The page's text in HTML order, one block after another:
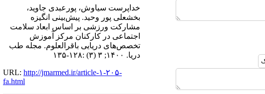
خداپرست سیاوش، پورعبدی جاوید،
بخشعلی پور وحید. پیش‌بینی انگیزه
مشارکت ورزشی بر اساس ابعاد سلامت
اجتماعی در کارکنان مرکز آموزش
تخصص‌های دریایی باقرالعلوم. مجله طب
دریا. ۱۴۰۰; ۳ (۳) :۱۲۸-۱۳۵
URL: http://jmarmed.ir/article-۱-۲۰۵-
fa.html